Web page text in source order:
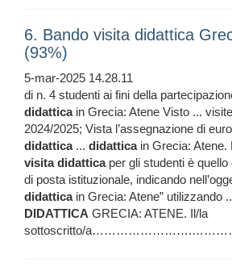
6. Bando visita didattica
(93%)
5-mar-2025 14.28.11
di n. 4 studenti ai fini della
didatticain Grecia: Atene Visto ...
2024/2025; Vista l’assegnazione di
didattica... didatticain Grecia: Atene.
visita didatticaper gli studenti è quello
di posta istituzionale, indicando
didatticain Grecia: Atene” utilizzando
DIDATTICA GRECIA: ATENE. Il/la
sottoscritto/